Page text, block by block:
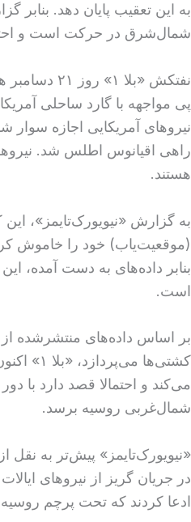
به این تعقیب پایان دهد.
شمال‌شرق در حرکت است و
نفتکش
نیروهای آمریکایی اجازه سوار
راهی اقیانوس اطلس شد.
هستند.
به گزارش «نیویورک‌تایمز»،
(موقعیت‌یاب) خود را خاموش
بنابر داده‌های به دست آمده،
است.
بر اساس داده‌های منتشرشده
کشتی‌ها
می‌کند و احتمالا قصد دارد با
شمال‌غربی روسیه برسد.
در جریان گریز از نیروهای
ادعا کردند که تحت پرچم